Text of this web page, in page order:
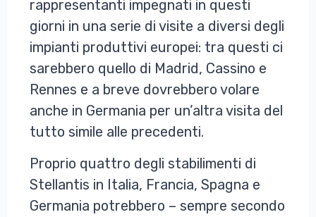
rappresentanti impegnati in questi
giorni in una serie di visite a diversi degli
impianti produttivi europei: tra questi ci
sarebbero quello di Madrid, Cassino e
Rennes e a breve dovrebbero volare
anche in Germania per un’altra visita del
tutto simile alle precedenti.
Proprio quattro degli stabilimenti di
Stellantis in Italia, Francia, Spagna e
Germania potrebbero – sempre secondo